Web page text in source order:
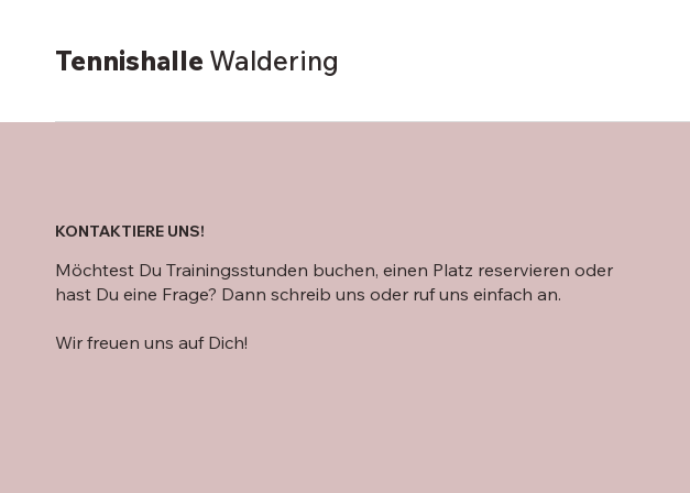
Tennishalle Waldering
KONTAKTIERE UNS!
Möchtest Du Trainingsstunden buchen, einen Platz reservieren oder
hast Du eine Frage? Dann schreib uns oder ruf uns einfach an.
Wir freuen uns auf Dich!